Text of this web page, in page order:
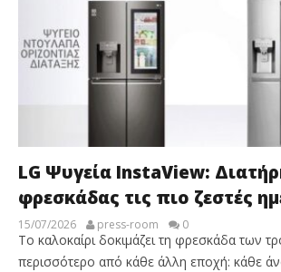
LG Ψυγεία InstaView:
φρεσκάδας τις πιο ζεστές
15/07/2026 press-room 0
Το καλοκαίρι δοκιμάζει τη φρεσκάδα των
περισσότερο από κάθε άλλη εποχή: κάθε